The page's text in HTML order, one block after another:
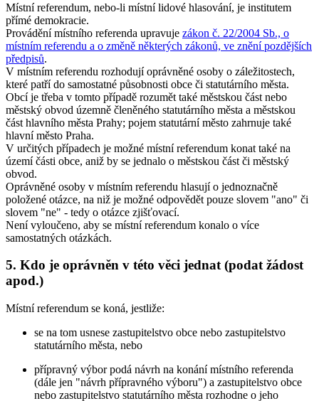
Místní referendum, nebo-li místní lidové hlasování, je institutem
přímé demokracie.
Provádění místního referenda upravuje zákon č. 22/2004 Sb., o
místním referendu a o změně některých zákonů, ve znění pozdějších
předpisů.
V místním referendu rozhodují oprávněné osoby o záležitostech,
které patří do samostatné působnosti obce či statutárního města.
Obcí je třeba v tomto případě rozumět také městskou část nebo
městský obvod územně členěného statutárního města a městskou
část hlavního města Prahy; pojem statutární město zahrnuje také
hlavní město Praha.
V určitých případech je možné místní referendum konat také na
území části obce, aniž by se jednalo o městskou část či městský
obvod.
Oprávněné osoby v místním referendu hlasují o jednoznačně
položené otázce, na niž je možné odpovědět pouze slovem "ano" či
slovem "ne" - tedy o otázce zjišťovací.
Není vyloučeno, aby se místní referendum konalo o více
samostatných otázkách.
5. Kdo je oprávněn v této věci jednat (podat žádost
apod.)
Místní referendum se koná, jestliže:
se na tom usnese zastupitelstvo obce nebo zastupitelstvo
statutárního města, nebo
přípravný výbor podá návrh na konání místního referenda
(dále jen "návrh přípravného výboru") a zastupitelstvo obce
nebo zastupitelstvo statutárního města rozhodne o jeho